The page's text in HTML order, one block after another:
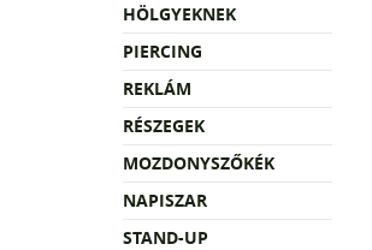
HÖLGYEKNEK
PIERCING
REKLÁM
RÉSZEGEK
MOZDONYSZŐKÉK
NAPISZAR
STAND-UP